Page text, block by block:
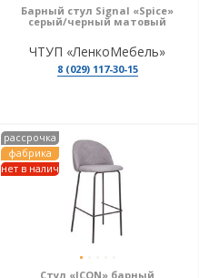
Барный стул Signal «Spice»
серый/черный матовый
ЧТУП «ЛенкоМебель»
8 (029) 117-30-15
рассрочка
фабрика
нет в налич
Стул «ICON» барный